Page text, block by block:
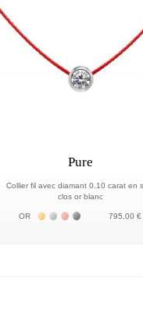
Pure
Collier fil avec diamant 0.10 carat en
clos or blanc
OR Жёлтое золото 18К
Белое золото 18К
Розовое золото
Чёрное золото
795,00 €